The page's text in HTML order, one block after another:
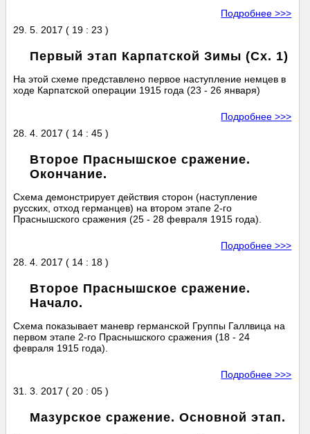
Подробнее >>>
29. 5. 2017 ( 19 : 23 )
Первый этап Карпатской Зимы (Сх. 1)
На этой схеме представлено первое наступление немцев в
ходе Карпатской операции 1915 года (23 - 26 января)
Подробнее >>>
28. 4. 2017 ( 14 : 45 )
Второе Праснышское сражение.
Окончание.
Схема демонстрирует действия сторон (наступление
русских, отход германцев) на втором этапе 2-го
Праснышского сражения (25 - 28 февраля 1915 года).
Подробнее >>>
28. 4. 2017 ( 14 : 18 )
Второе Праснышское сражение.
Начало.
Схема показывает маневр германской Группы Галлвица на
первом этапе 2-го Праснышского сражения (18 - 24
февраля 1915 года).
Подробнее >>>
31. 3. 2017 ( 20 : 05 )
Мазурское сражение. Основной этап.